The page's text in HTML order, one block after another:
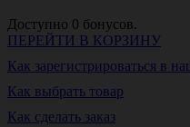
Доступно 0 бонусов.
ПЕРЕЙТИ В КОРЗИНУ
Как зарегистрироваться в
Как выбрать товар
Как сделать заказ